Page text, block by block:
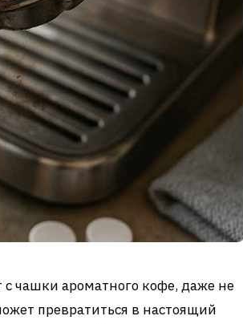
чашки ароматного кофе, даже не
превратиться в настоящий